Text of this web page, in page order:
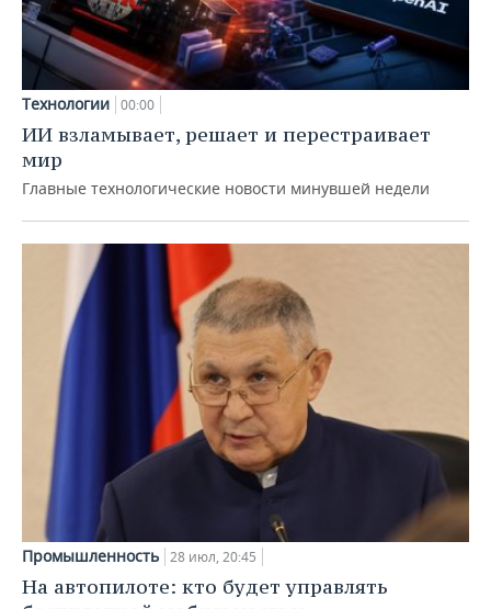
Технологии 00:00
ИИ взламывает, решает и перестраивает
мир
Главные технологические новости минувшей недели
Промышленность 28 июл, 20:45
На автопилоте: кто будет управлять